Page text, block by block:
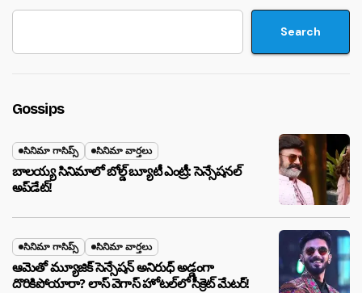
Search
Gossips
సినిమా గాసిప్స్ సినిమా వార్తలు
బాలయ్య సినిమాలో బోల్డ్ బ్యూటీ ఎంట్రీ: సెన్సేషనల్
అప్‌డేట్!
సినిమా గాసిప్స్ సినిమా వార్తలు
ఆమెతో మ్యూజిక్ సెన్సేషన్ అనిరుధ్ అడ్డంగా
దొరికిపోయారా? లాస్ వెగాస్ హోటల్‌లో సీక్రెట్ మేటర్!